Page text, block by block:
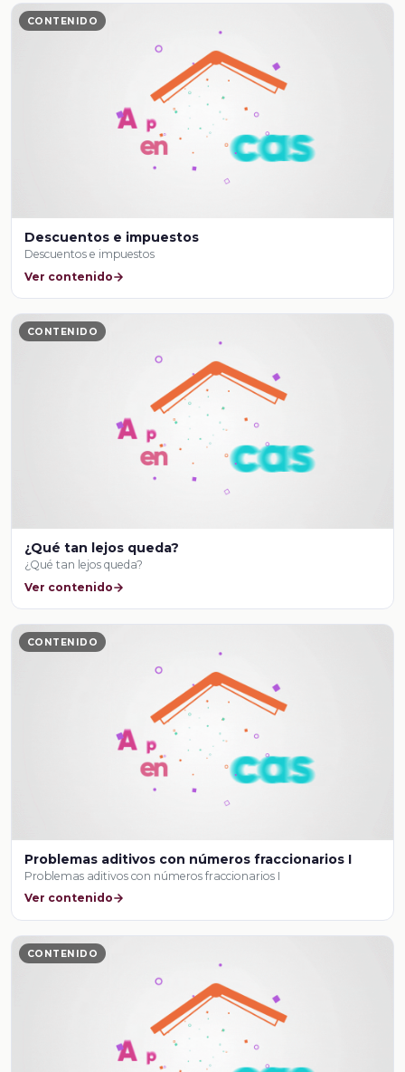
CONTENIDO
Descuentos e impuestos
Descuentos e impuestos
Ver contenido
CONTENIDO
¿Qué tan lejos queda?
¿Qué tan lejos queda?
Ver contenido
CONTENIDO
Problemas aditivos con números fraccionarios I
Problemas aditivos con números fraccionarios I
Ver contenido
CONTENIDO